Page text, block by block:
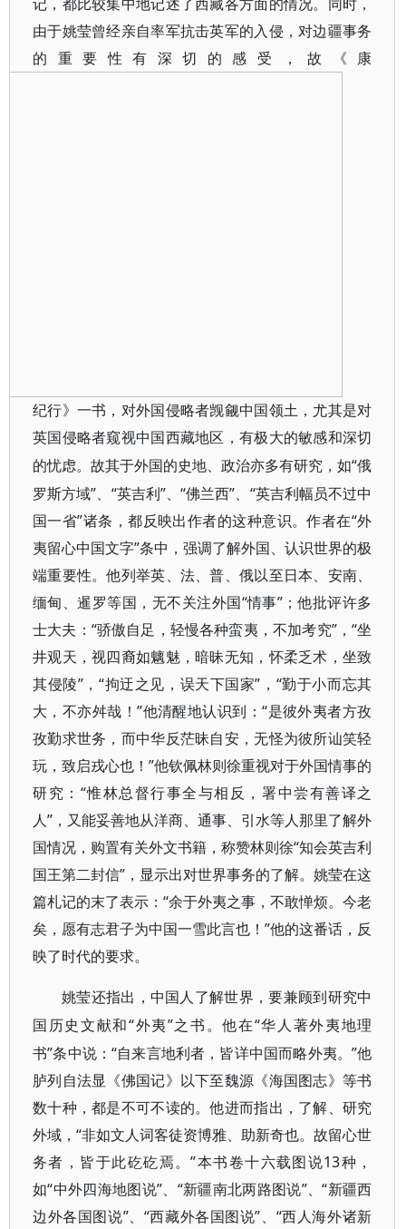
由于姚莹曾经亲自率军抗击英军的入侵，对边疆事务
的重要性有深切的感受，故《康
纪行》一书，对外国侵略者觊觎中国领土，尤其是对
英国侵略者窥视中国西藏地区，有极大的敏感和深切
的忧虑。故其于外国的史地、政治亦多有研究，如“俄
罗斯方域”、“英吉利”、“佛兰西”、“英吉利幅员不过中
国一省”诸条，都反映出作者的这种意识。作者在“外
夷留心中国文字”条中，强调了解外国、认识世界的极
端重要性。他列举英、法、普、俄以至日本、安南、
缅甸、暹罗等国，无不关注外国“情事”；他批评许多
士大夫：“骄傲自足，轻慢各种蛮夷，不加考究”，“坐
井观天，视四裔如魑魅，暗昧无知，怀柔乏术，坐致
其侵陵”，“拘迂之见，误天下国家”，“勤于小而忘其
大，不亦舛哉！”他清醒地认识到：“是彼外夷者方孜
孜勤求世务，而中华反茫昧自安，无怪为彼所讪笑轻
玩，致启戎心也！”他钦佩林则徐重视对于外国情事的
研究：“惟林总督行事全与相反，署中尝有善译之
人”，又能妥善地从洋商、通事、引水等人那里了解外
国情况，购置有关外文书籍，称赞林则徐“知会英吉利
国王第二封信”，显示出对世界事务的了解。姚莹在这
篇札记的末了表示：“余于外夷之事，不敢惮烦。今老
矣，愿有志君子为中国一雪此言也！”他的这番话，反
映了时代的要求。
姚莹还指出，中国人了解世界，要兼顾到研究中
国历史文献和 “外夷”之书。他在“华人著外夷地理
书”条中说：“自来言地利者，皆详中国而略外夷。”他
胪列自法显《佛国记》以下至魏源《海国图志》等书
数十种，都是不可不读的。他进而指出，了解、研究
外域，“非如文人词客徒资博雅、助新奇也。故留心世
务者，皆于此矻矻焉。”本书卷十六载图说13种，
如“中外四海地图说”、“新疆南北两路图说”、“新疆西
边外各国图说”、“西藏外各国图说”、“西人海外诸新